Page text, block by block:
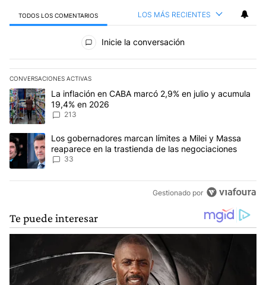
TODOS LOS COMENTARIOS LOS MÁS RECIENTES
Todos los comentarios
Inicie la conversación
CONVERSACIONES ACTIVAS
Este listado muestra los artículos con más comentarios en los
Un artículo de tendencia con el título "La inflación en CABA
La inflación en CABA marcó 2,9% en julio y acumula
19,4% en 2026
213
Un artículo de tendencia con el título "Los gobernadores
Los gobernadores marcan límites a Milei y Massa
reaparece en la trastienda de las negociaciones
33
Gestionado por